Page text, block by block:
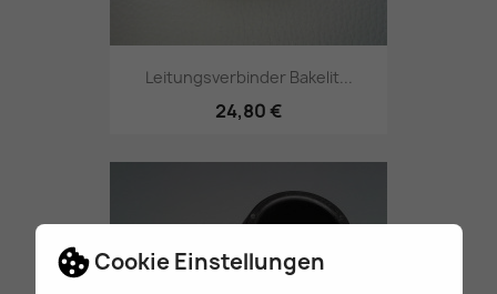
Cookie Einstellungen
Leitungsverbinder Bakelit...
24,80 €